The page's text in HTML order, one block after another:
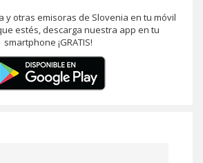
y otras emisoras de Slovenia en tu móvil
estés, descarga nuestra app en tu
smartphone ¡GRATIS!